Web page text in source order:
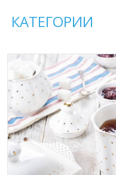
КАТЕГОРИИ